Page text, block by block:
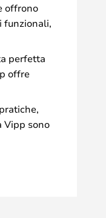
offrono
funzionali,
perfetta
offre
Vipp sono